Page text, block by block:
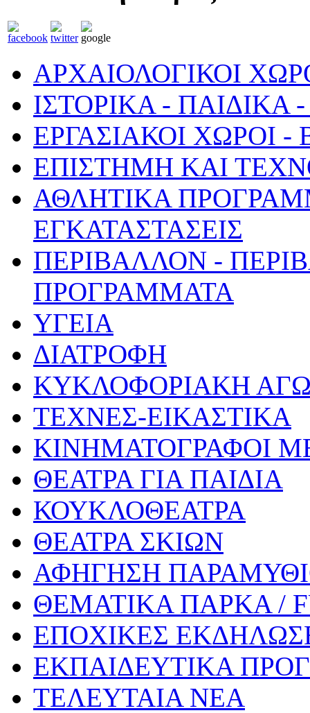
ΑΡΧΑΙΟΛΟΓΙΚΟΙ
ΙΣΤΟΡΙΚΑ -
ΕΡΓΑΣΙΑΚΟΙ ΧΩΡΟΙ
ΕΠΙΣΤΗΜΗ ΚΑΙ
ΑΘΛΗΤΙΚΑ
ΕΓΚΑΤΑΣΤΑΣΕΙΣ
ΠΕΡΙΒΑΛΛΟΝ -
ΠΡΟΓΡΑΜΜΑΤΑ
ΥΓΕΙΑ
ΔΙΑΤΡΟΦΗ
ΚΥΚΛΟΦΟΡΙΑΚΗ
ΤΕΧΝΕΣ-ΕΙΚΑΣΤΙΚΑ
ΚΙΝΗΜΑΤΟΓΡΑΦΟΙ
ΘΕΑΤΡΑ ΓΙΑ ΠΑΙΔΙΑ
ΚΟΥΚΛΟΘΕΑΤΡΑ
ΘΕΑΤΡΑ ΣΚΙΩΝ
ΑΦΗΓΗΣΗ
ΘΕΜΑΤΙΚΑ ΠΑΡΚΑ /
ΕΠΟΧΙΚΕΣ
ΕΚΠΑΙΔΕΥΤΙΚΑ
ΤΕΛΕΥΤΑΙΑ ΝΕΑ